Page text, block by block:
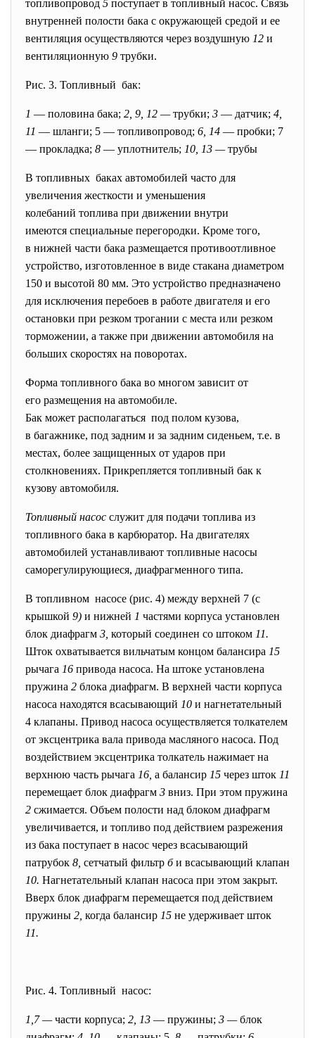
топливопровод 5 поступает в топливный насос. Связь
внутренней полости бака с окружающей средой и ее
вентиляция осуществляются через воздушную 12 и
вентиляционную 9 трубки.
Рис. 3. Топливный бак:
1 — половина бака; 2, 9, 12 —трубки; 3 — датчик; 4,
11 — шланги; 5 — топливопровод; 6, 14 — пробки; 7
— прокладка; 8 — уплотнитель; 10, 13 —трубы
В топливных баках автомобилей часто для
увеличения жесткости и уменьшения
колебаний топлива при движении внутри
имеются специальные перегородки. Кроме того,
в нижней части бака размещается противоотливное
устройство, изготовленное в виде стакана диаметром
150 и высотой 80 мм. Это устройство предназначено
для исключения перебоев в работе двигателя и его
остановки при резком трогании с места или резком
торможении, а также при движении автомобиля на
больших скоростях на поворотах.
Форма топливного бака во многом зависит от
его размещения на автомобиле.
Бак может располагаться под полом кузова,
в багажнике, под задним и за задним сиденьем, т.е. в
местах, более защищенных от ударов при
столкновениях. Прикрепляется топливный бак к
кузову автомобиля.
Топливный насос служит для подачи топлива из
топливного бака в карбюратор. На двигателях
автомобилей устанавливают топливные насосы
саморегулирующиеся, диафрагменного типа.
В топливном насосе (рис. 4) между верхней 7 (с
крышкой 9) и нижней 1 частями корпуса установлен
блок диафрагм 3, который соединен со штоком 11.
Шток охватывается вильчатым концом балансира 15
рычага 16 привода насоса. На штоке установлена
пружина 2 блока диафрагм. В верхней части корпуса
насоса находятся всасывающий 10 и нагнетательный
4 клапаны. Привод насоса осуществляется толкателем
от эксцентрика вала привода масляного насоса. Под
воздействием эксцентрика толкатель нажимает на
верхнюю часть рычага 16, а балансир 15 через шток 11
перемещает блок диафрагм 3 вниз. При этом пружина
2 сжимается. Объем полости над блоком диафрагм
увеличивается, и топливо под действием разрежения
из бака поступает в насос через всасывающий
патрубок 8, сетчатый фильтр би всасывающий клапан
10. Нагнетательный клапан насоса при этом закрыт.
Вверх блок диафрагм перемещается под действием
пружины 2, когда балансир 15 не удерживает шток
11.
Рис. 4. Топливный насос:
1,7 —части корпуса; 2, 13 — пружины; 3 —блок